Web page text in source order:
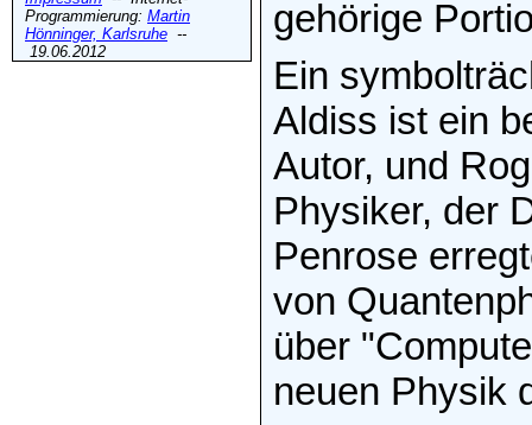
gehörige
Ein
Aldiss ist ein
Autor, und
Physiker, der
Penrose
von
über
neuen Physik
Programmierung: Martin
Hönninger, Karlsruhe --
19.06.2012